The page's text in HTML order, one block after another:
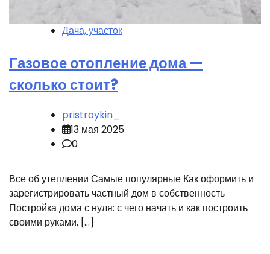
Дача, участок
Газовое отопление дома —
сколько стоит?
pristroykin_
13 мая 2025
0
Все об утеплении Самые популярные Как оформить и
зарегистрировать частный дом в собственность
Постройка дома с нуля: с чего начать и как построить
своими руками, […]